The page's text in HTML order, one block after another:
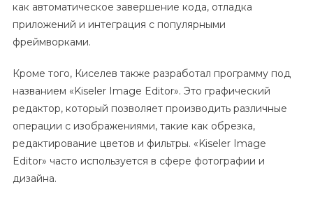
как автоматическое завершение кода, отладка
приложений и интеграция с популярными
фреймворками.
Кроме того, Киселев также разработал программу под
названием «Kiseler Image Editor». Это графический
редактор, который позволяет производить различные
операции с изображениями, такие как обрезка,
редактирование цветов и фильтры. «Kiseler Image
Editor» часто используется в сфере фотографии и
дизайна.